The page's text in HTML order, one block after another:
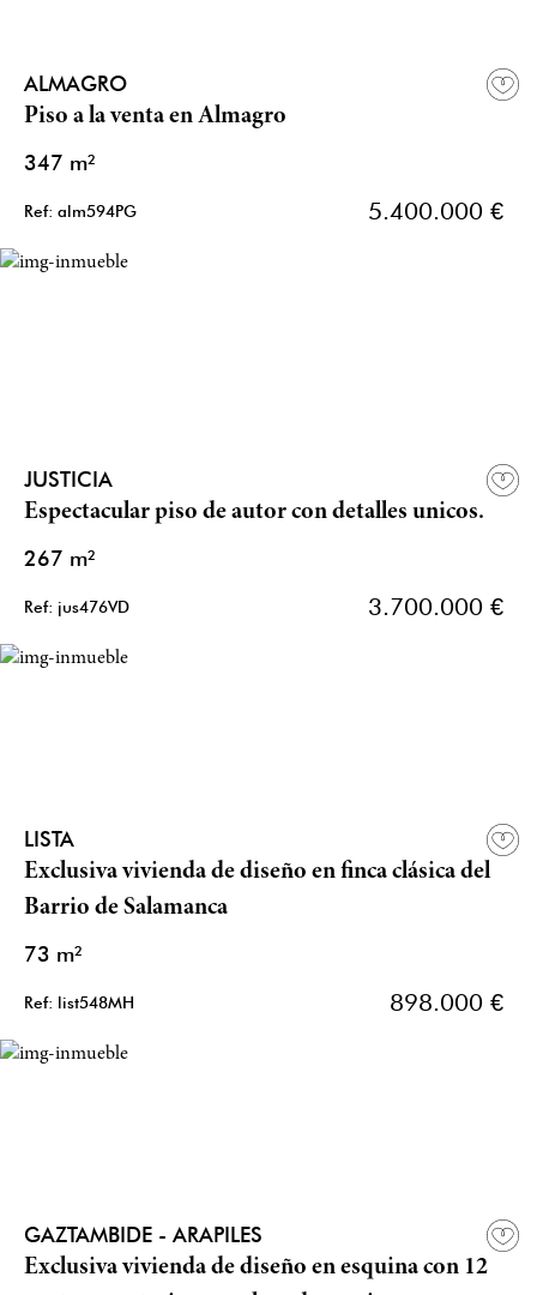
ALMAGRO
Piso a la venta en Almagro
347 m²
Ref: alm594PG 5.400.000 €
JUSTICIA
Espectacular piso de autor con detalles unicos.
267 m²
Ref: jus476VD 3.700.000 €
LISTA
Exclusiva vivienda de diseño en finca clásica del
Barrio de Salamanca
73 m²
Ref: list548MH 898.000 €
GAZTAMBIDE - ARAPILES
Exclusiva vivienda de diseño en esquina con 12